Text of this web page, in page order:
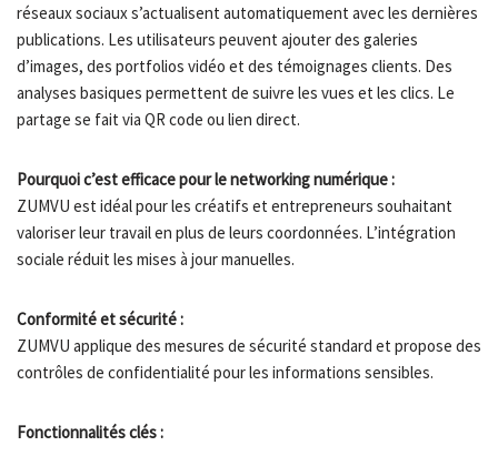
réseaux sociaux s’actualisent automatiquement avec les dernières
publications. Les utilisateurs peuvent ajouter des galeries
d’images, des portfolios vidéo et des témoignages clients. Des
analyses basiques permettent de suivre les vues et les clics. Le
partage se fait via QR code ou lien direct.
Pourquoi c’est efficace pour le networking numérique :
ZUMVU est idéal pour les créatifs et entrepreneurs souhaitant
valoriser leur travail en plus de leurs coordonnées. L’intégration
sociale réduit les mises à jour manuelles.
Conformité et sécurité :
ZUMVU applique des mesures de sécurité standard et propose des
contrôles de confidentialité pour les informations sensibles.
Fonctionnalités clés :